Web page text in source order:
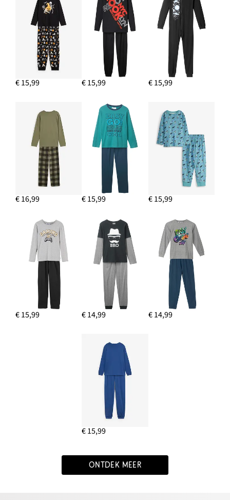
€ 15,99 € 15,99 € 15,99
€ 16,99 € 15,99 € 15,99
€ 15,99 € 14,99 € 14,99
€ 15,99
ONTDEK MEER